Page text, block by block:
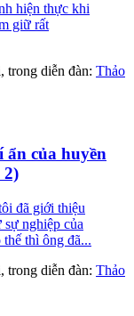
hiện thực khi
giữ rất
trong diễn đàn: Thảo
ẩn của huyền
2)
đã giới thiệu
nghiệp của
thì ông đã...
trong diễn đàn: Thảo